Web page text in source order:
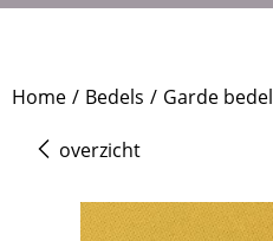
Home / Bedels / Garde bedel
overzicht